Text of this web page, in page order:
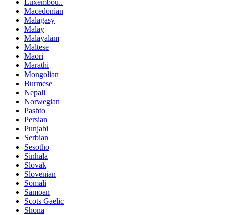
Luxembou..
Macedonian
Malagasy
Malay
Malayalam
Maltese
Maori
Marathi
Mongolian
Burmese
Nepali
Norwegian
Pashto
Persian
Punjabi
Serbian
Sesotho
Sinhala
Slovak
Slovenian
Somali
Samoan
Scots Gaelic
Shona